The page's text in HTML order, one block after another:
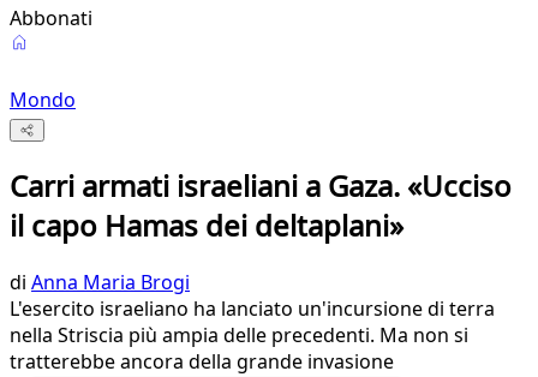
Abbonati
Mondo
Carri armati israeliani a Gaza. «Ucciso
il capo Hamas dei deltaplani»
di Anna Maria Brogi
L'esercito israeliano ha lanciato un'incursione di terra
nella Striscia più ampia delle precedenti. Ma non si
tratterebbe ancora della grande invasione